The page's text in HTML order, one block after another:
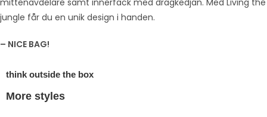
mittenavdelare samt innerfack med dragkedjan. Med Living the
jungle får du en unik design i handen.
– NICE BAG!
think outside the box
More styles